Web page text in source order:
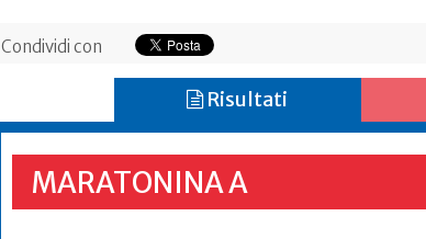
Condividi con
Risultati
MARATONINA A